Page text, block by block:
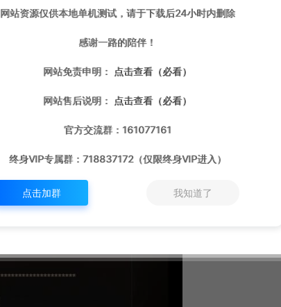
网站资源仅供本地单机测试，请于下载后24小时内删除
感谢一路的陪伴！
网站免责申明： 点击查看（必看）
网站售后说明： 点击查看（必看）
官方交流群：161077161
终身VIP专属群：718837172（仅限终身VIP进入）
点击加群 我知道了